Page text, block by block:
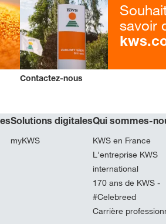
Contactez-nous
savoir
Solutions digitales
myKWS
Qui sommes-
KWS en France
L'entreprise KWS
international
170 ans de KWS -
#Celebreed
Carrière